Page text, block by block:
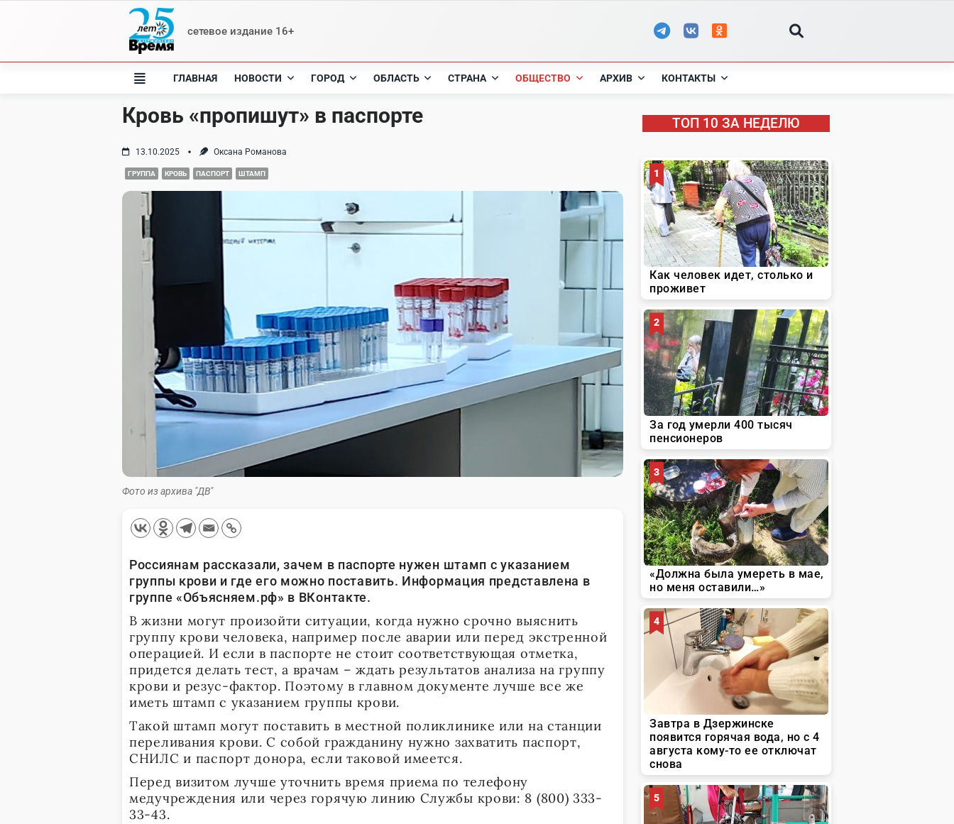
сетевое издание 16+
ГЛАВНАЯ НОВОСТИ ГОРОД ОБЛАСТЬ СТРАНА ОБЩЕСТВО АРХИВ КОНТАКТЫ
Кровь «пропишут» в паспорте
13.10.2025 Оксана Романова
ГРУППА КРОВЬ ПАСПОРТ ШТАМП
Фото из архива "ДВ"
Россиянам рассказали, зачем в паспорте нужен штамп с указанием
группы крови и где его можно поставить. Информация представлена в
группе «Объясняем.рф» в ВКонтакте.
В жизни могут произойти ситуации, когда нужно срочно выяснить
группу крови человека, например после аварии или перед экстренной
операцией. И если в паспорте не стоит соответствующая отметка,
придется делать тест, а врачам – ждать результатов анализа на группу
крови и резус-фактор. Поэтому в главном документе лучше все же
иметь штамп с указанием группы крови.
Такой штамп могут поставить в местной поликлинике или на станции
переливания крови. С собой гражданину нужно захватить паспорт,
СНИЛС и паспорт донора, если таковой имеется.
Перед визитом лучше уточнить время приема по телефону
медучреждения или через горячую линию Службы крови: 8 (800) 333-
33-43.
ТОП 10 ЗА НЕДЕЛЮ